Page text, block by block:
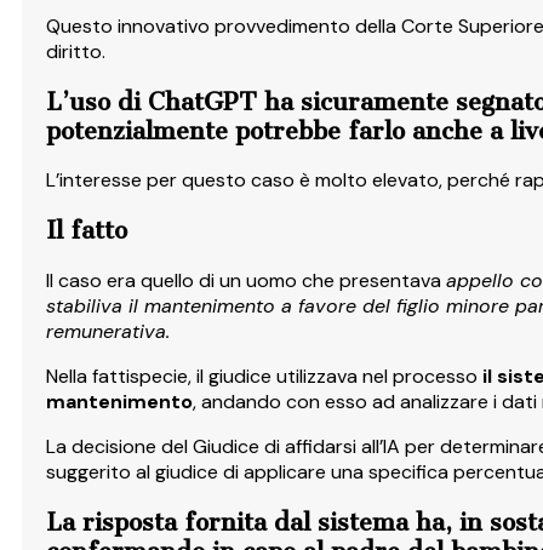
Questo innovativo provvedimento della Corte
diritto.
L’uso di ChatGPT ha sicuramente
potenzialmente potrebbe farlo anche a
L’interesse per questo caso è molto elevato, perché
Il fatto
Il caso era quello di un uomo che presentavaappello
stabiliva il mantenimento a favore del figlio minore
remunerativa.
Nella fattispecie, il giudice utilizzava nel processo il
mantenimento, andando con esso ad analizzare i
La decisione del Giudice di affidarsi all’IA per
suggerito al giudice di applicare una specifica
La risposta fornita dal sistema ha, in